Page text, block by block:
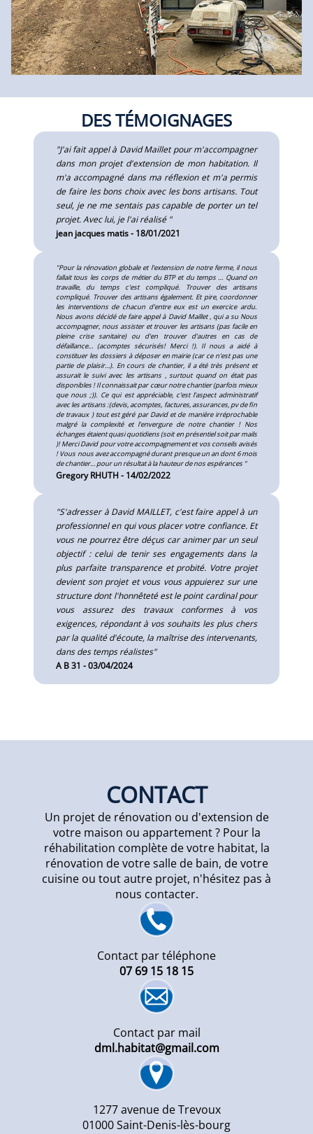
DES TÉMOIGNAGES
"J'ai fait appel à David Maillet pour m'accompagner
dans mon projet d'extension de mon habitation. Il
m'a accompagné dans ma réflexion et m'a permis
de faire les bons choix avec les bons artisans. Tout
seul, je ne me sentais pas capable de porter un tel
projet. Avec lui, je l'ai réalisé "
jean jacques matis - 18/01/2021
"Pour la rénovation globale et l'extension de notre ferme, il nous
fallait tous les corps de métier du BTP et du temps … Quand on
travaille, du temps c'est compliqué. Trouver des artisans
compliqué. Trouver des artisans également. Et pire, coordonner
les interventions de chacun d'entre eux est un exercice ardu.
Nous avons décidé de faire appel à David Maillet , qui a su Nous
accompagner, nous assister et trouver les artisans (pas facile en
pleine crise sanitaire) ou d'en trouver d'autres en cas de
défaillance… (acomptes sécurisés! Merci !). Il nous a aidé à
constituer les dossiers à déposer en mairie (car ce n'est pas une
partie de plaisir…). En cours de chantier, il a été très présent et
assurait le suivi avec les artisans , surtout quand on était pas
disponibles ! Il connaissait par cœur notre chantier (parfois mieux
que nous ;)). Ce qui est appréciable, c'est l'aspect administratif
avec les artisans :(devis, acomptes, factures, assurances, pv de fin
de travaux ) tout est géré par David et de manière irréprochable
malgré la complexité et l'envergure de notre chantier ! Nos
échanges étaient quasi quotidiens (soit en présentiel soit par mails
)! Merci David pour votre accompagnement et vos conseils avisés
! Vous nous avez accompagné durant presque un an dont 6 mois
de chantier… pour un résultat à la hauteur de nos espérances "
Gregory RHUTH - 14/02/2022
"S'adresser à David MAILLET, c'est faire appel à un
professionnel en qui vous placer votre confiance. Et
vous ne pourrez être déçus car animer par un seul
objectif : celui de tenir ses engagements dans la
plus parfaite transparence et probité. Votre projet
devient son projet et vous vous appuierez sur une
structure dont l'honnêteté est le point cardinal pour
vous assurez des travaux conformes à vos
exigences, répondant à vos souhaits les plus chers
par la qualité d'écoute, la maîtrise des intervenants,
dans des temps réalistes"
A B 31 - 03/04/2024
CONTACT
Un projet de rénovation ou d'extension de
votre maison ou appartement ? Pour la
réhabilitation complète de votre habitat, la
rénovation de votre salle de bain, de votre
cuisine ou tout autre projet, n'hésitez pas à
nous contacter.
Contact par téléphone
07 69 15 18 15
Contact par mail
dml.habitat@gmail.com
1277 avenue de Trevoux
01000 Saint-Denis-lès-bourg